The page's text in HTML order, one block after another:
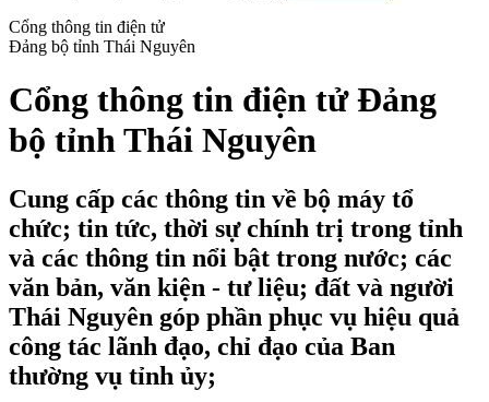
Cổng thông tin điện tử
Đảng bộ tỉnh Thái Nguyên
Cổng thông tin điện tử Đảng
bộ tỉnh Thái Nguyên
Cung cấp các thông tin về bộ máy tổ
chức; tin tức, thời sự chính trị trong tỉnh
và các thông tin nổi bật trong nước; các
văn bản, văn kiện - tư liệu; đất và người
Thái Nguyên góp phần phục vụ hiệu quả
công tác lãnh đạo, chỉ đạo của Ban
thường vụ tỉnh ủy;